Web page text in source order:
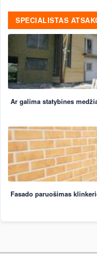
SPECIALISTAS
Ar galima statybines
Fasado paruošimas